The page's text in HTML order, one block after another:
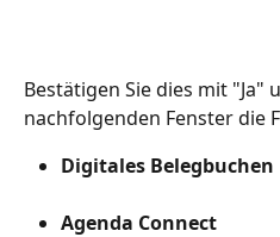
Bestätigen Sie dies mit "Ja"
nachfolgenden Fenster die
Digitales Belegbuchen
Agenda Connect